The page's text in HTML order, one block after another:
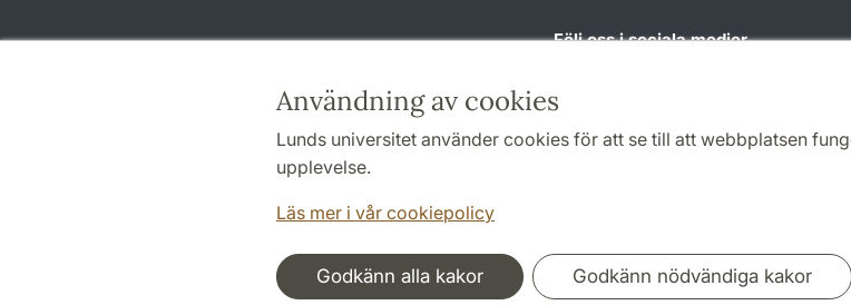
Användning av cookies
Lunds universitet använder cookies för att se till att webbplatsen
upplevelse.
Läs mer i vår cookiepolicy
Godkänn alla kakor Godkänn nödvändiga kakor
Följ oss i sociala medier